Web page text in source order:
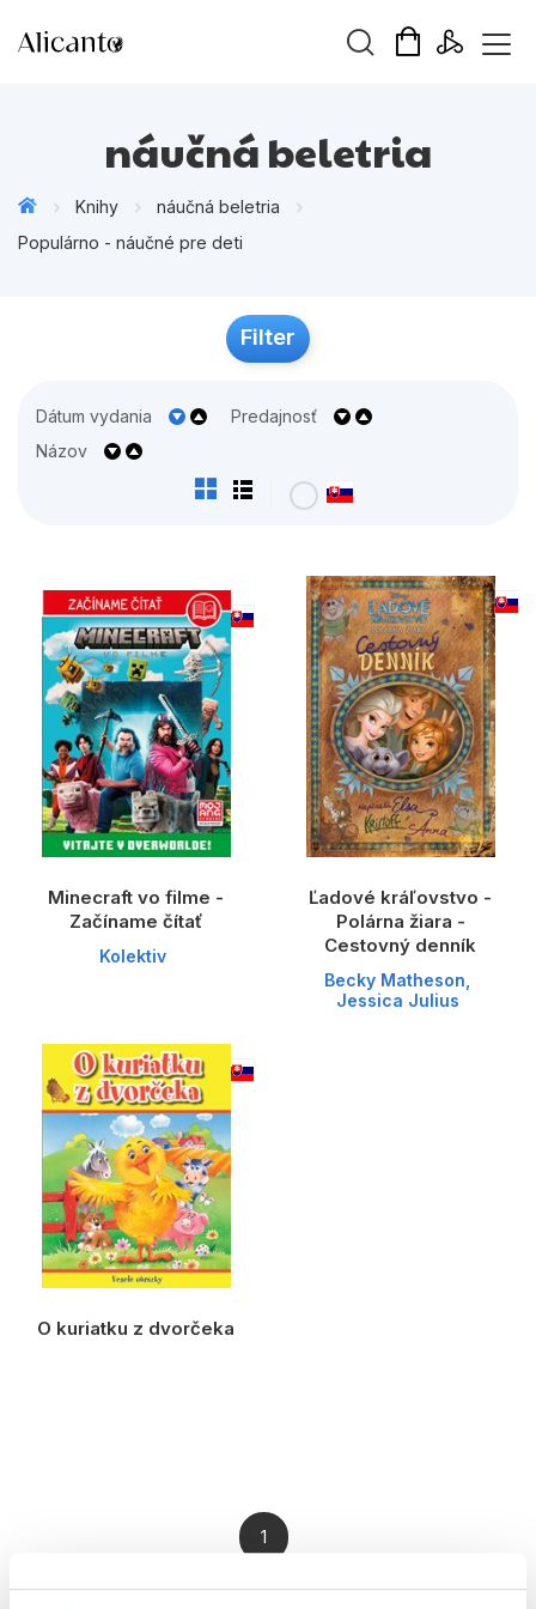
Beletria pre deti
Beletria pre dospelých
Darčekové publikácie
Doplnkový sortiment
Hobby
Kalendáre, diáre
Počítače
Poézia
Populárno - náučné pre deti
Predškoláci
Výchova a pedagogika
Young adult
Zdravie a životný štýl
náučná beletria
Knihy
náučná beletria
Populárno - náučné pre deti
Filter
Dátum vydania
Predajnosť
Názov
Minecraft vo filme -
Začíname čítať
Kolektiv
Ľadové kráľovstvo -
Polárna žiara -
Cestovný denník
Becky Matheson
Jessica Julius
O kuriatku z dvorčeka
Celkom kníh:3
1